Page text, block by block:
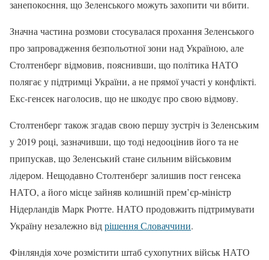
занепокоєння, що Зеленського можуть захопити чи вбити.
Значна частина розмови стосувалася прохання Зеленського
про запровадження безпольотної зони над Україною, але
Столтенберг відмовив, пояснивши, що політика НАТО
полягає у підтримці України, а не прямої участі у конфлікті.
Екс-генсек наголосив, що не шкодує про свою відмову.
Столтенберг також згадав свою першу зустріч із Зеленським
у 2019 році, зазначивши, що тоді недооцінив його та не
припускав, що Зеленський стане сильним військовим
лідером. Нещодавно Столтенберг залишив пост генсека
НАТО, а його місце зайняв колишній прем’єр-міністр
Нідерландів Марк Рютте. НАТО продовжить підтримувати
Україну незалежно відрішення Словаччини.
Фінляндія хоче розмістити штаб сухопутних військ НАТО